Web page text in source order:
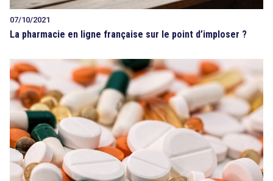
07/10/2021
La pharmacie en ligne française sur le point d’imploser ?